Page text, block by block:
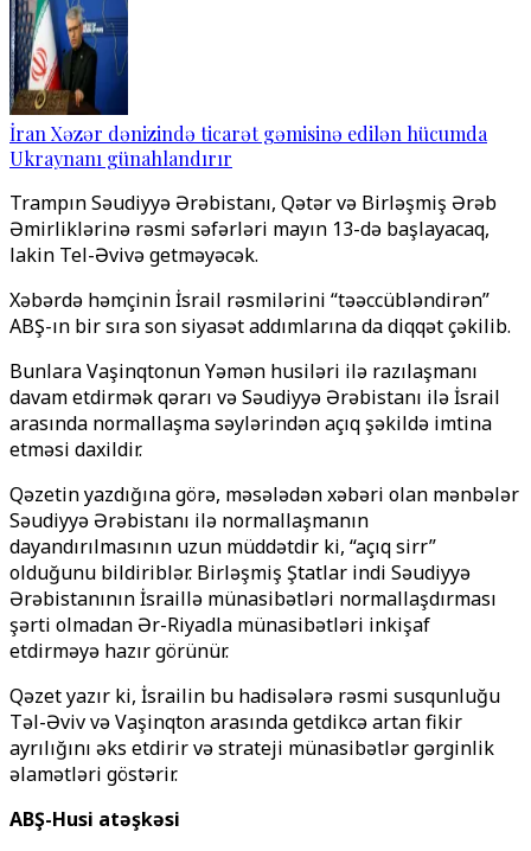
İran Xəzər dənizində ticarət gəmisinə edilən hücumda
Ukraynanı günahlandırır
Trampın Səudiyyə Ərəbistanı, Qətər və Birləşmiş Ərəb
Əmirliklərinə rəsmi səfərləri mayın 13-də başlayacaq,
lakin Tel-Əvivə getməyəcək.
Xəbərdə həmçinin İsrail rəsmilərini “təəccübləndirən”
ABŞ-ın bir sıra son siyasət addımlarına da diqqət çəkilib.
Bunlara Vaşinqtonun Yəmən husiləri ilə razılaşmanı
davam etdirmək qərarı və Səudiyyə Ərəbistanı ilə İsrail
arasında normallaşma səylərindən açıq şəkildə imtina
etməsi daxildir.
Qəzetin yazdığına görə, məsələdən xəbəri olan mənbələr
Səudiyyə Ərəbistanı ilə normallaşmanın
dayandırılmasının uzun müddətdir ki, “açıq sirr”
olduğunu bildiriblər. Birləşmiş Ştatlar indi Səudiyyə
Ərəbistanının İsraillə münasibətləri normallaşdırması
şərti olmadan Ər-Riyadla münasibətləri inkişaf
etdirməyə hazır görünür.
Qəzet yazır ki, İsrailin bu hadisələrə rəsmi susqunluğu
Təl-Əviv və Vaşinqton arasında getdikcə artan fikir
ayrılığını əks etdirir və strateji münasibətlər gərginlik
əlamətləri göstərir.
ABŞ-Husi atəşkəsi